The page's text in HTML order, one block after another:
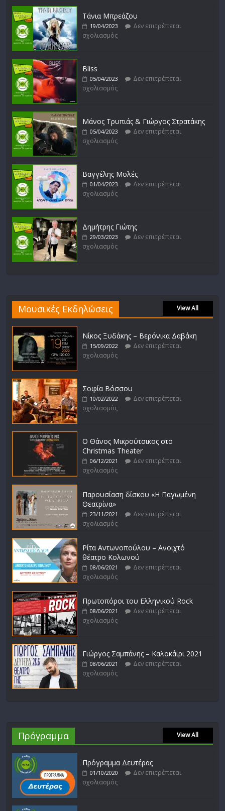
σχολιασμός
Τάνια Μπρεάζου
19/04/2023
Δεν επιτρέπεται
σχολιασμός
Bliss
05/04/2023
Δεν επιτρέπεται
σχολιασμός
Μάνος Τρυπιάς & Γιώργος Στρατάκης
05/04/2023
Δεν επιτρέπεται
σχολιασμός
Βαγγέλης Μολές
01/04/2023
Δεν επιτρέπεται
σχολιασμός
Δημήτρης Γιώτης
29/03/2023
Δεν επιτρέπεται
σχολιασμός
Μουσικές Εκδηλώσεις View All
Νίκος Ξυδάκης – Βερόνικα Δαβάκη
15/09/2022
Δεν επιτρέπεται
σχολιασμός
Σοφία Βόσσου
10/02/2022
Δεν επιτρέπεται
σχολιασμός
Ο Θάνος Μικρούτσικος στο
Christmas Theater
06/12/2021
Δεν επιτρέπεται
σχολιασμός
Παρουσίαση δίσκου «Η Παγωμένη
Θεατρίνα»
23/11/2021
Δεν επιτρέπεται
σχολιασμός
Ρίτα Αντωνοπούλου – Ανοιχτό
θέατρο Κολωνού
08/06/2021
Δεν επιτρέπεται
σχολιασμός
Πρωτοπόροι του Ελληνικού Rock
08/06/2021
Δεν επιτρέπεται
σχολιασμός
Γιώργος Σαμπάνης – Καλοκάιρι 2021
08/06/2021
Δεν επιτρέπεται
σχολιασμός
Πρόγραμμα View All
Πρόγραμμα Δευτέρας
01/10/2020
Δεν επιτρέπεται
σχολιασμός